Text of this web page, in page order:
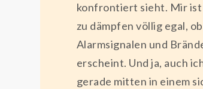
konfrontiert sieht. Mir ist
zu dämpfen völlig egal,
Alarmsignalen und
erscheint. Und ja, auch
gerade mitten in einem